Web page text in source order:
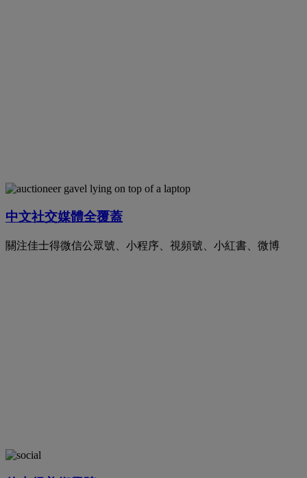
中文社交媒體全覆蓋
關注佳士得微信公眾號、小程序、視頻號、小紅書、微博